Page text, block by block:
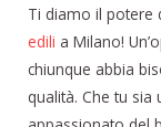
Ti diamo il potere
edili a Milano!
chiunque abbia
qualità. Che tu